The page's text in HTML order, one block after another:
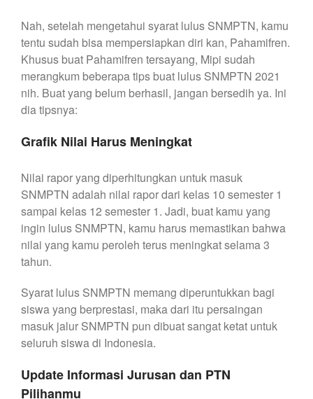
Nah, setelah mengetahui syarat lulus SNMPTN, kamu
tentu sudah bisa mempersiapkan diri kan, Pahamifren.
Khusus buat Pahamifren tersayang, Mipi sudah
merangkum beberapa tips buat lulus SNMPTN 2021
nih. Buat yang belum berhasil, jangan bersedih ya. Ini
dia tipsnya:
Grafik Nilai Harus Meningkat
Nilai rapor yang diperhitungkan untuk masuk
SNMPTN adalah nilai rapor dari kelas 10 semester 1
sampai kelas 12 semester 1. Jadi, buat kamu yang
ingin lulus SNMPTN, kamu harus memastikan bahwa
nilai yang kamu peroleh terus meningkat selama 3
tahun.
Syarat lulus SNMPTN memang diperuntukkan bagi
siswa yang berprestasi, maka dari itu persaingan
masuk jalur SNMPTN pun dibuat sangat ketat untuk
seluruh siswa di Indonesia.
Update Informasi Jurusan dan PTN
Pilihanmu